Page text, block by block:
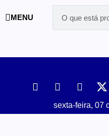
MENU
sexta-feira, 07